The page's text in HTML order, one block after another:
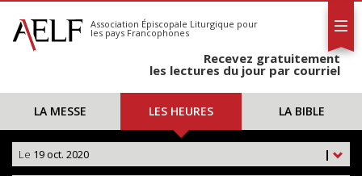
S'abonner
Calendrier
Association Épiscopale Liturgique pour
les pays Francophones
Recevez gratuitement
les lectures du jour par courriel
LA MESSE LES HEURES LA BIBLE
|
Le 19 oct. 2020